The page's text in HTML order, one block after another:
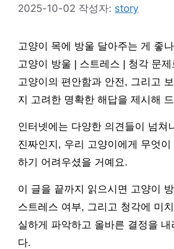
2025-10-02 작성자: story
고양이 목에 방울 달아주는 게 좋
고양이 방울 | 스트레스 | 청각 문
고양이의 편안함과 안전, 그리고
지 고려한 명확한 해답을 제시해
인터넷에는 다양한 의견들이 넘쳐
진짜인지, 우리 고양이에게 무엇
하기 어려우셨을 거예요.
이 글을 끝까지 읽으시면 고양이
스트레스 여부, 그리고 청각에 미
실하게 파악하고 올바른 결정을 내
다.